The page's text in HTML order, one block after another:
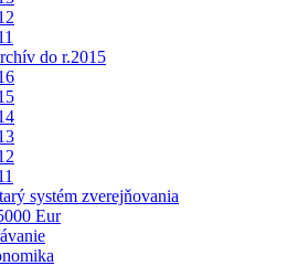
do r.2015
systém zverejňovania
Eur